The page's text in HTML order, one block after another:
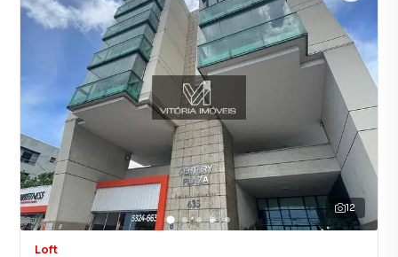
12
Loft